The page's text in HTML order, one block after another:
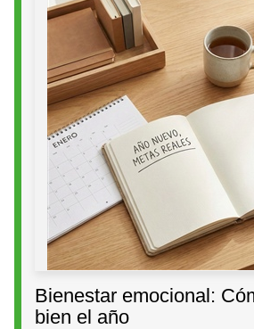
Bienestar emocional:
bien el año